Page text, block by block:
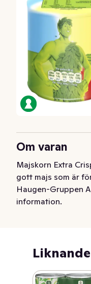
Om varan
Majskorn Extra
gott majs som är
Haugen-Gruppen
information.
Liknande